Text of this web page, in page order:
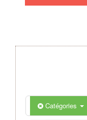
Catégories